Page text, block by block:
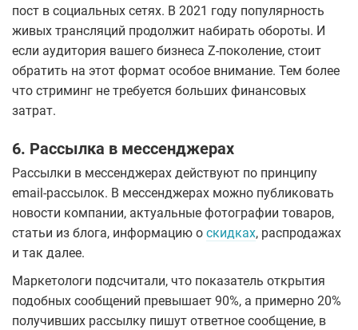
пост в социальных сетях. В 2021 году популярность
живых трансляций продолжит набирать обороты. И
если аудитория вашего бизнеса Z-поколение, стоит
обратить на этот формат особое внимание. Тем более
что стриминг не требуется больших финансовых
затрат.
6. Рассылка в мессенджерах
Рассылки в мессенджерах действуют по принципу
email-рассылок. В мессенджерах можно публиковать
новости компании, актуальные фотографии товаров,
статьи из блога, информацию о скидках, распродажах
и так далее.
Маркетологи подсчитали, что показатель открытия
подобных сообщений превышает 90%, а примерно 20%
получивших рассылку пишут ответное сообщение, в